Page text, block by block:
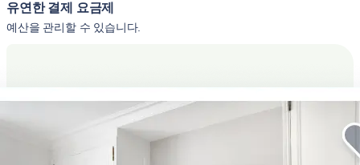
유연한 결제 요금제
예산을 관리할 수 있습니다.